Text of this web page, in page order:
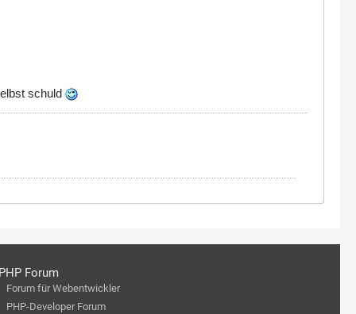
schuld
Forum
Forum für Webentwickler
PHP-Developer Forum